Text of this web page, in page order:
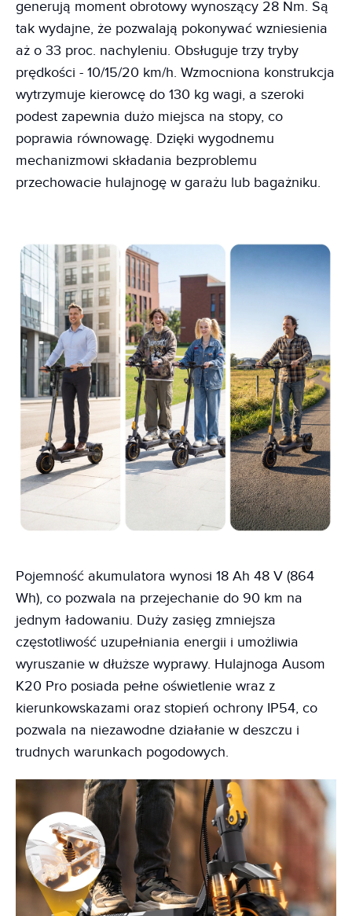
generują moment obrotowy wynoszący 28 Nm. Są
tak wydajne, że pozwalają pokonywać wzniesienia
aż o 33 proc. nachyleniu. Obsługuje trzy tryby
prędkości - 10/15/20 km/h. Wzmocniona konstrukcja
wytrzymuje kierowcę do 130 kg wagi, a szeroki
podest zapewnia dużo miejsca na stopy, co
poprawia równowagę. Dzięki wygodnemu
mechanizmowi składania bezproblemu
przechowacie hulajnogę w garażu lub bagażniku.
Pojemność akumulatora wynosi 18 Ah 48 V (864
Wh), co pozwala na przejechanie do 90 km na
jednym ładowaniu. Duży zasięg zmniejsza
częstotliwość uzupełniania energii i umożliwia
wyruszanie w dłuższe wyprawy. Hulajnoga Ausom
K20 Pro posiada pełne oświetlenie wraz z
kierunkowskazami oraz stopień ochrony IP54, co
pozwala na niezawodne działanie w deszczu i
trudnych warunkach pogodowych.